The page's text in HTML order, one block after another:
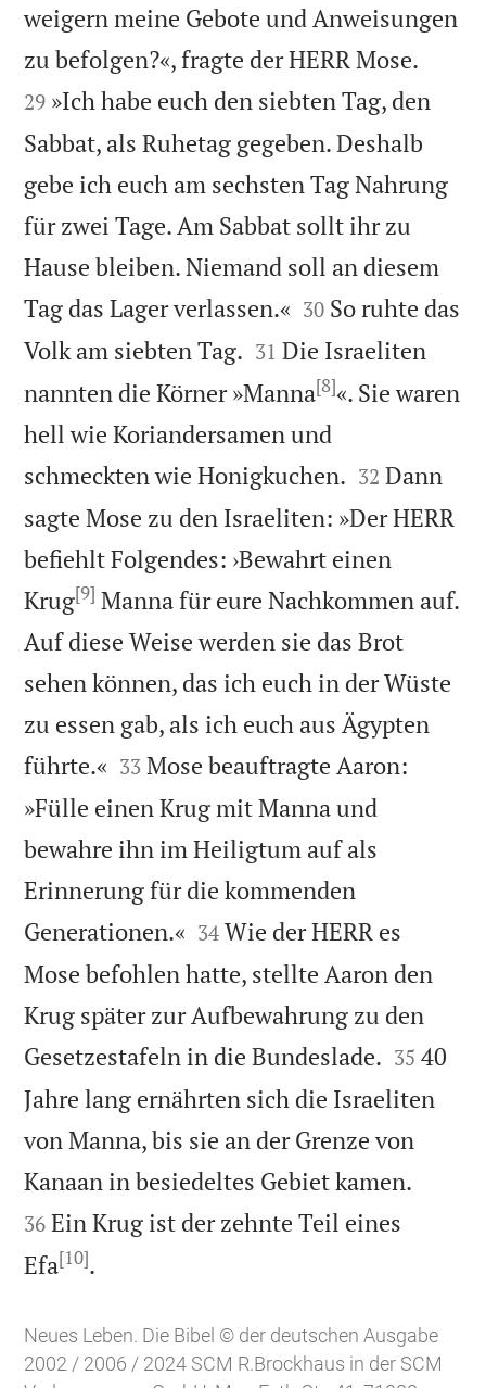
weigern meine Gebote und Anweisungen
zu befolgen?«, fragte der HERR Mose.
29 »Ich habe euch den siebten Tag, den
Sabbat, als Ruhetag gegeben. Deshalb
gebe ich euch am sechsten Tag Nahrung
für zwei Tage. Am Sabbat sollt ihr zu
Hause bleiben. Niemand soll an diesem
Tag das Lager verlassen.« 

30 So ruhte das
Volk am siebten Tag. 

31 Die Israeliten
nannten die Körner »Manna[8]«. Sie waren
hell wie Koriandersamen und
schmeckten wie Honigkuchen. 

32 Dann
sagte Mose zu den Israeliten: »Der HERR
befiehlt Folgendes: ›Bewahrt einen
Krug[9] Manna für eure Nachkommen auf.
Auf diese Weise werden sie das Brot
sehen können, das ich euch in der Wüste
zu essen gab, als ich euch aus Ägypten
führte.« 

33 Mose beauftragte Aaron:
»Fülle einen Krug mit Manna und
bewahre ihn im Heiligtum auf als
Erinnerung für die kommenden
Generationen.« 

34 Wie der HERR es
Mose befohlen hatte, stellte Aaron den
Krug später zur Aufbewahrung zu den
Gesetzestafeln in die Bundeslade. 

35 40
Jahre lang ernährten sich die Israeliten
von Manna, bis sie an der Grenze von
Kanaan in besiedeltes Gebiet kamen.
36 Ein Krug ist der zehnte Teil eines
Efa[10].
Neues Leben. Die Bibel © der deutschen Ausgabe
2002 / 2006 / 2024 SCM R.Brockhaus in der SCM